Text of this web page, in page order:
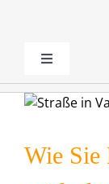
Toggle
Navigation
Kaufen &
Wie Sie